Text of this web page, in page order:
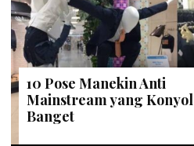
10 Pose Manekin Anti
Mainstream yang Konyol
Banget